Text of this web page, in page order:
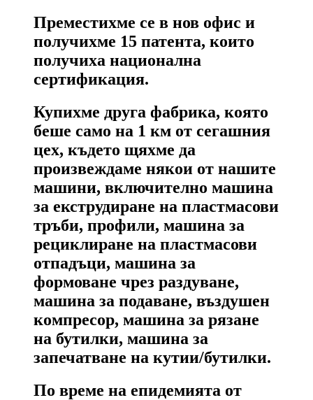
Преместихме се в нов офис и
получихме 15 патента, които
получиха национална
сертификация.
Купихме друга фабрика, която
беше само на 1 км от сегашния
цех, където щяхме да
произвеждаме някои от нашите
машини, включително машина
за екструдиране на пластмасови
тръби, профили, машина за
рециклиране на пластмасови
отпадъци, машина за
формоване чрез раздуване,
машина за подаване, въздушен
компресор, машина за рязане
на бутилки, машина за
запечатване на кутии/бутилки.
По време на епидемията от